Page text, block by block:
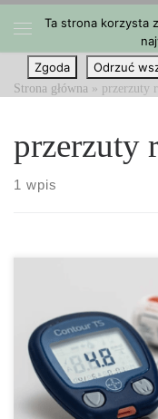
Przejdź do treści
Strona główna » przerzuty
przerzuty
1 wpis
Prawie 10-letnie
Instytutu Badawczego
opublikowane w tym
Pharmacology
progresję raka piersi.
tetrahydrokannabinol
Ta strona korzysta
Zgoda
Odrzuć